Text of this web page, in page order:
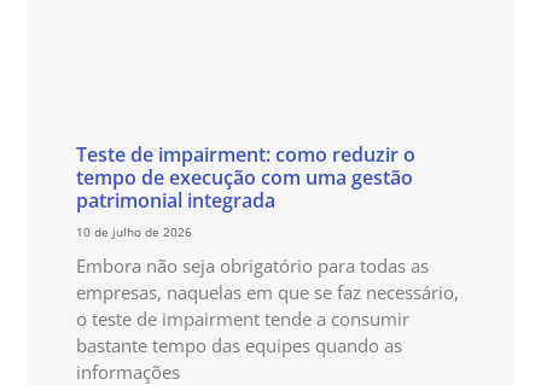
Teste de impairment: como reduzir o
tempo de execução com uma gestão
patrimonial integrada
10 de julho de 2026
Embora não seja obrigatório para todas as
empresas, naquelas em que se faz necessário,
o teste de impairment tende a consumir
bastante tempo das equipes quando as
informações